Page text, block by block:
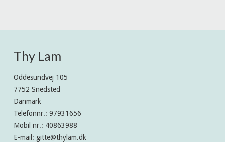
Thy Lam
Oddesundvej 105
7752 Snedsted
Danmark
Telefonnr.: 97931656
Mobil nr.: 40863988
E-mail : gitte@thylam.dk